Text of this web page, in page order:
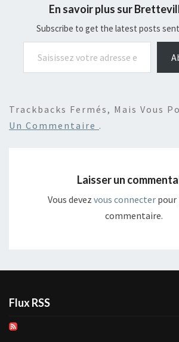
En savoir plus sur
Subscribe to get the latest posts
Saisissez votre adresse e-mail…
Trackbacks Fermés, Mais Vous
Un Commentaire .
Laisser un
Vous devez vous connecter pour
commentaire.
Flux RSS